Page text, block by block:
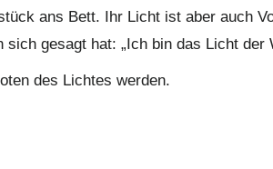
ans Bett. Ihr Licht ist aber auch
gesagt hat: „Ich bin das Licht der
des Lichtes werden.